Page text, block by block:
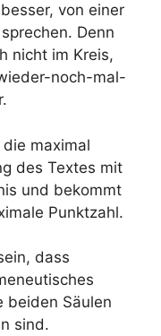
von einer
Denn
nicht im Kreis,
noch-mal-
maximal
des Textes mit
und bekommt
Punktzahl.
dass
beiden Säulen
sind.